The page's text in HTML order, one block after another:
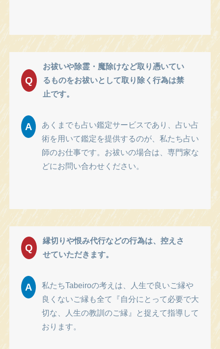
Q
お祓いや除霊・魔除けなど取り憑いてい
るものをお祓いとして取り除く行為は禁
止です。
A
あくまでも占い鑑定サービスであり、占い占
術を用いて鑑定を提供するのが、私たち占い
師のお仕事です。お祓いの場合は、専門家な
どにお問い合わせください。
Q
縁切りや恨み代行などの行為は、控えさ
せていただきます。
A
私たちTabeiroの考えは、人生で良いご縁や
良くないご縁も全て『自分にとって必要で大
切な、人生の教訓のご縁』と捉えて指導して
おります。